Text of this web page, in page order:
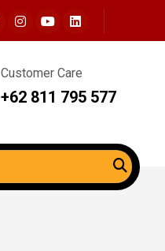
Customer Care
+62 811 795 577